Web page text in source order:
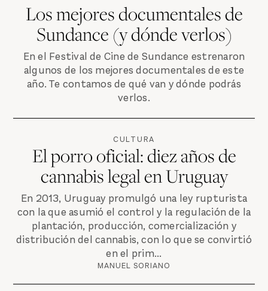
Los mejores documentales de
Sundance (y dónde verlos)
En el Festival de Cine de Sundance estrenaron
algunos de los mejores documentales de este
año. Te contamos de qué van y dónde podrás
verlos.
CULTURA
El porro oficial: diez años de
cannabis legal en Uruguay
En 2013, Uruguay promulgó una ley rupturista
con la que asumió el control y la regulación de la
plantación, producción, comercialización y
distribución del cannabis, con lo que se convirtió
en el prim...
MANUEL SORIANO